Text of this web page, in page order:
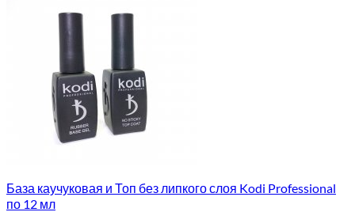
База каучуковая и Топ без липкого слоя Kodi Professional
по 12 мл